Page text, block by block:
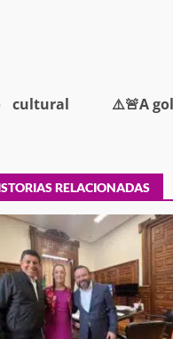
cultural
⚠️🚨A
RELACIONADAS